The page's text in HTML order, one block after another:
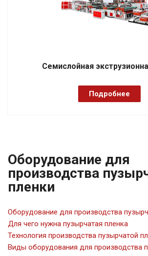
Семислойная
Подробнее
Оборудование для
производства
пленки
Оборудование для производства
Для чего нужна пузырчатая пленка
Технология производства пузырчатой
Виды оборудования для производства